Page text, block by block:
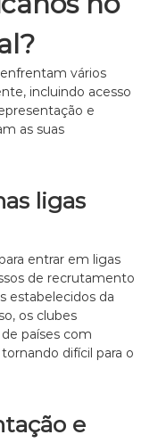
vários
incluindo acesso
e
as suas
ligas
entrar em ligas
de recrutamento
estabelecidos da
os clubes
países com
difícil para o
e